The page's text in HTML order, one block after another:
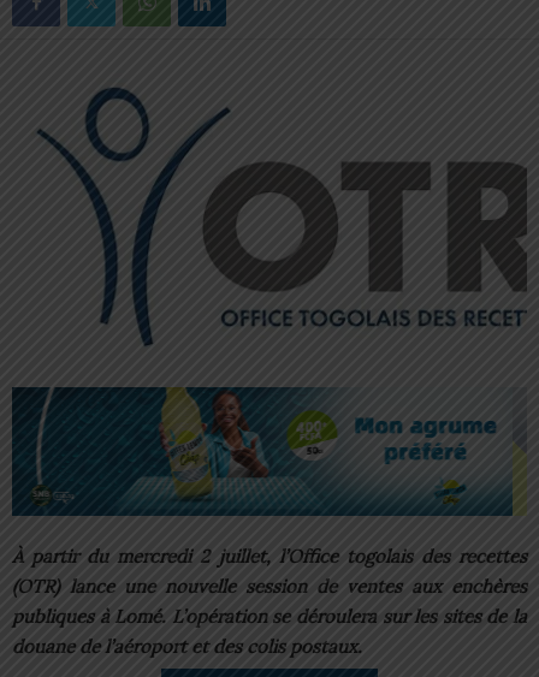
À partir du mercredi 2 juillet, l’Office togolais des recettes
(OTR) lance une nouvelle session de ventes aux enchères
publiques à Lomé. L’opération se déroulera sur les sites de la
douane de l’aéroport et des colis postaux.